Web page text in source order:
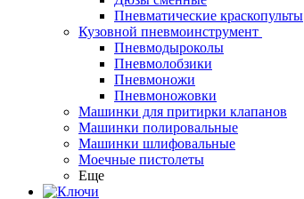
Пневматические краскопульты
Кузовной пневмоинструмент
Пневмодыроколы
Пневмолобзики
Пневмоножи
Пневмоножовки
Машинки для притирки клапанов
Машинки полировальные
Машинки шлифовальные
Моечные пистолеты
Еще